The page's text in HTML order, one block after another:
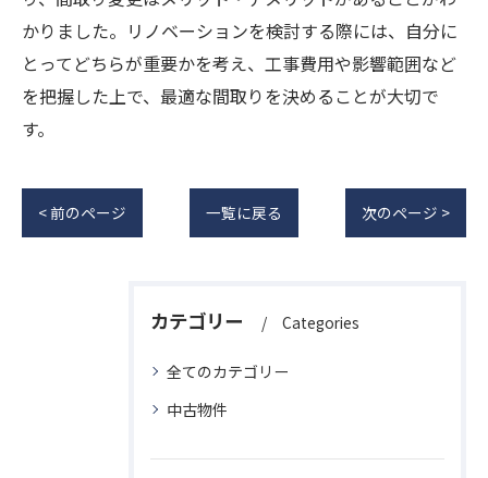
かりました。リノベーションを検討する際には、自分に
とってどちらが重要かを考え、工事費用や影響範囲など
を把握した上で、最適な間取りを決めることが大切で
す。
< 前のページ 一覧に戻る 次のページ >
カテゴリー Categories
全てのカテゴリー
中古物件